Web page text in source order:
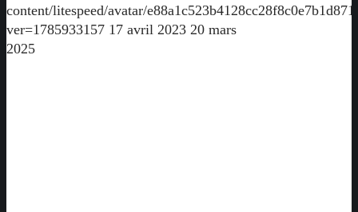
content/litespeed/avatar/
ver=1785933157 17 avril 2023 20 mars
2025